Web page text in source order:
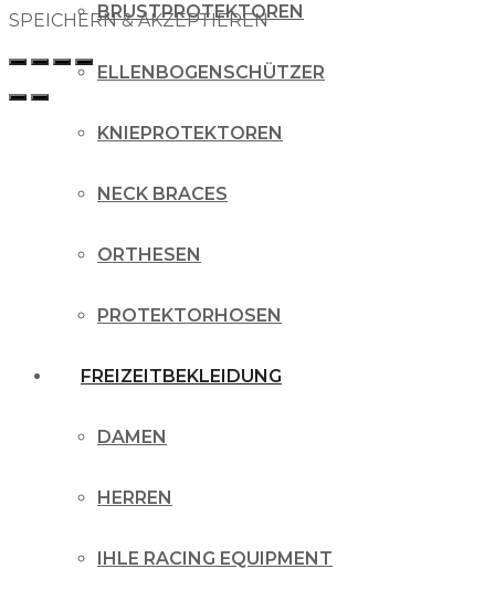
BRUSTPROTEKTOREN
ELLENBOGENSCHÜTZER
KNIEPROTEKTOREN
NECK BRACES
ORTHESEN
PROTEKTORHOSEN
FREIZEITBEKLEIDUNG
DAMEN
HERREN
IHLE RACING EQUIPMENT
SPEICHERN & AKZEPTIEREN